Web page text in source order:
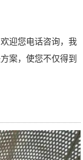
迎您电话咨询，我
案，使您不仅得到